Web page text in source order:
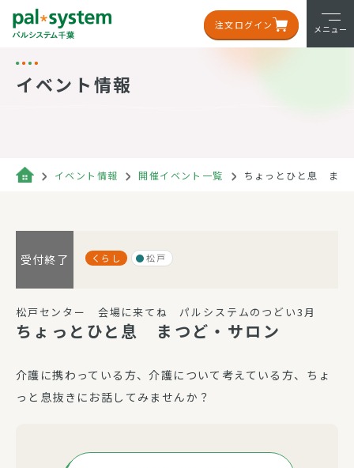
注文ログイン メニュー
イベント情報
イベント情報 開催イベント一覧 ちょっとひと息 まつ
受付終了 くらし 松戸
松戸センター 会場に来てね パルシステムのつどい3月
ちょっとひと息 まつど・サロン
介護に携わっている方、介護について考えている方、ちょ
っと息抜きにお話してみませんか？